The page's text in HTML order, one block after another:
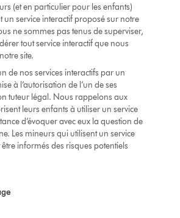
(et en particulier pour les enfants)
un service interactif proposé sur notre
ne sommes pas tenus de superviser,
tout service interactif que nous
site.
de nos services interactifs par un
à l’autorisation de l’un de ses
tuteur légal. Nous rappelons aux
leurs enfants à utiliser un service
d’évoquer avec eux la question de
Les mineurs qui utilisent un service
informés des risques potentiels